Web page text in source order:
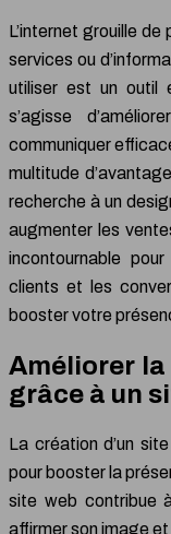
L’internet grouille
services ou
utiliser est un outil
s’agisse
communiquer
multitude
recherche à un
augmenter les
incontournable
clients et les
booster votre
Améliorer
grâce à un
La création d’un
pour booster la
site web contribue
affirmer son image